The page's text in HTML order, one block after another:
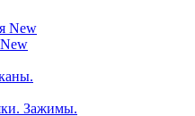
New
Зажимы.